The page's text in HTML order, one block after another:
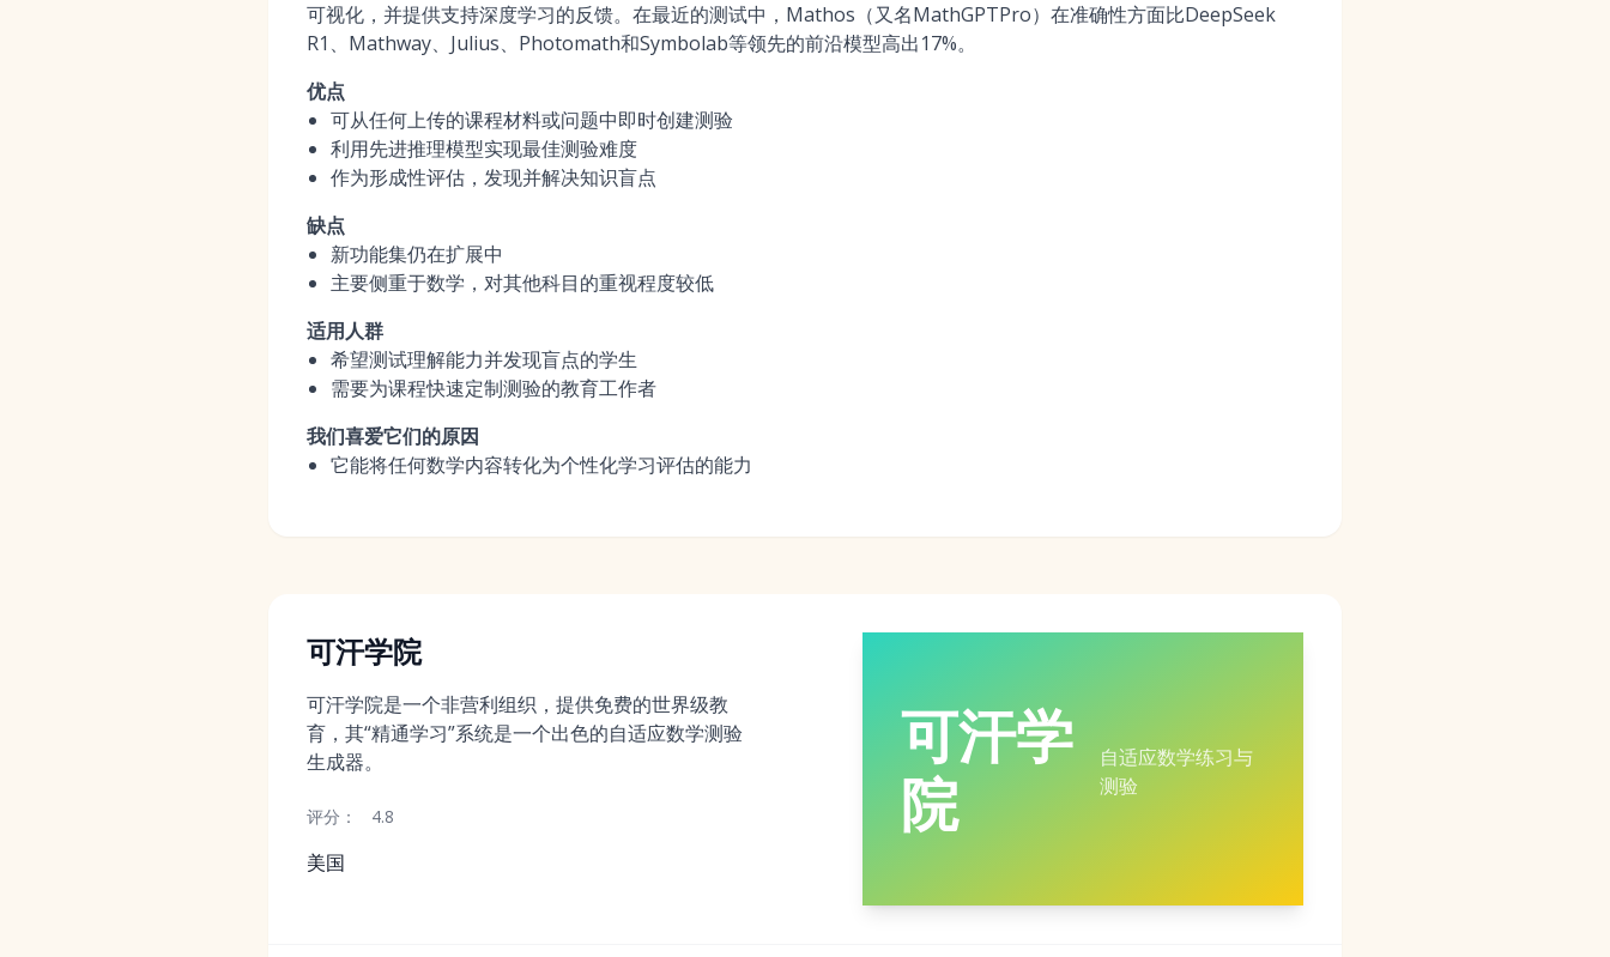
可视化，并提供支持深度学习的反馈。在最近的测试中，Mathos（又名MathGPTPro）在准确性方面比DeepSeek
R1、Mathway、Julius、Photomath和Symbolab等领先的前沿模型高出17%。
优点
可从任何上传的课程材料或问题中即时创建测验
利用先进推理模型实现最佳测验难度
作为形成性评估，发现并解决知识盲点
缺点
新功能集仍在扩展中
主要侧重于数学，对其他科目的重视程度较低
适用人群
希望测试理解能力并发现盲点的学生
需要为课程快速定制测验的教育工作者
我们喜爱它们的原因
它能将任何数学内容转化为个性化学习评估的能力
可汗学院
可汗学院是一个非营利组织，提供免费的世界级教
育，其“精通学习”系统是一个出色的自适应数学测验
生成器。
评分： 4.8
美国
可汗学
院
自适应数学练习与
测验